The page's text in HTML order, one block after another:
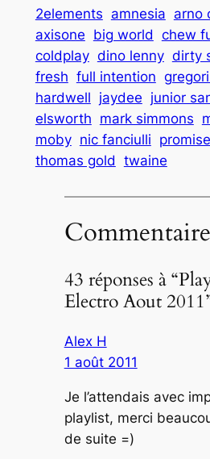
2elements amnesia arno
axisone big world chew
coldplay dino lenny dirty
fresh full intention
hardwell jaydee junior
elsworth mark simmons
moby nic fanciulli
thomas gold twaine
43 réponses à
Electro Aout
Alex H
1 août 2011
Je l’attendais avec
playlist, merci
de suite =)